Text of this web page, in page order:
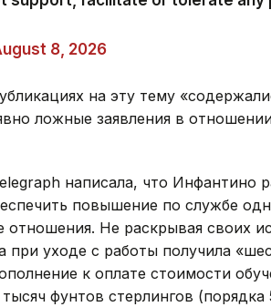
ложные заявления в отношении
повышение по службе
отношения. Не раскрывая своих
при уходе с работы получила
к оплате стоимости
фунтов стерлингов (порядка